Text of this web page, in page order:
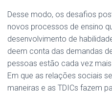
Desse modo, os desafios
novos processos de ensino
desenvolvimento de
deem conta das demandas
pessoas estão cada vez
Em que as relações sociais
maneiras e as TDICs fazem